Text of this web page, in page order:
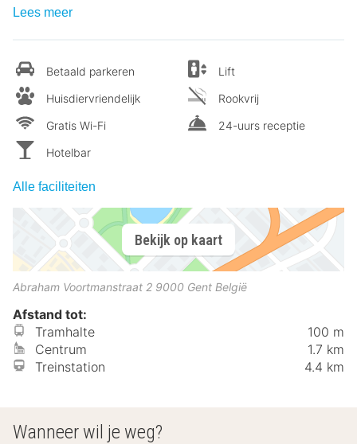
Lees meer
Betaald parkeren
Huisdiervriendelijk
Gratis Wi-Fi
Hotelbar
Lift
Rookvrij
24-uurs receptie
Alle faciliteiten
Bekijk op kaart
Abraham Voortmanstraat 2 9000 Gent België
Afstand tot:
Tramhalte
100 m
Centrum
1.7 km
Treinstation
4.4 km
Wanneer wil je weg?